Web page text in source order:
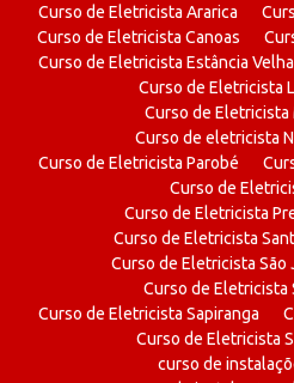
Curso de Eletricista Ararica
Curso de Eletricista Canoas
Curso de Eletricista Estância Velha
Curso de Eletricista
Curso de
Curso de eletricista
Curso de Eletricista Parobé
Curso de
Curso de Eletricista
Curso de Eletricista
Curso de Eletricista São
Curso de Eletricista
Curso de Eletricista Sapiranga
Curso de Eletricista
curso de